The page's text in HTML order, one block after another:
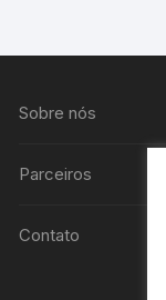
Sobre nós
Parceiros
Contato